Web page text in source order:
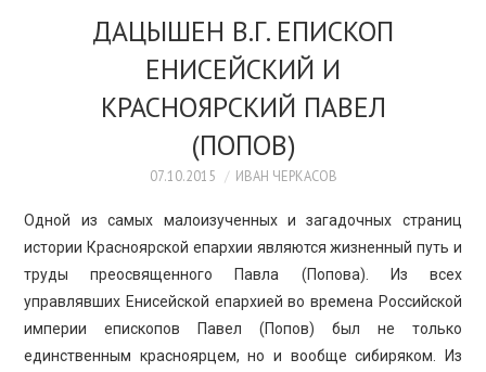
КОЛЛЕКЦИИ
#КАСДОМ
ОБРАЗОВАНИЕ
ПРОСВЕЩЕНИЕ
ДАЦЫШЕН В.Г. ЕПИСКОП
ЕНИСЕЙСКИЙ И
КРАСНОЯРСКИЙ ПАВЕЛ
(ПОПОВ)
07.10.2015 ИВАН ЧЕРКАСОВ
Одной из самых малоизученных и загадочных страниц
истории Красноярской епархии являются жизненный путь и
труды преосвященного Павла (Попова). Из всех
управлявших Енисейской епархией во времена Российской
империи епископов Павел (Попов) был не только
единственным красноярцем, но и вообще сибиряком. Из